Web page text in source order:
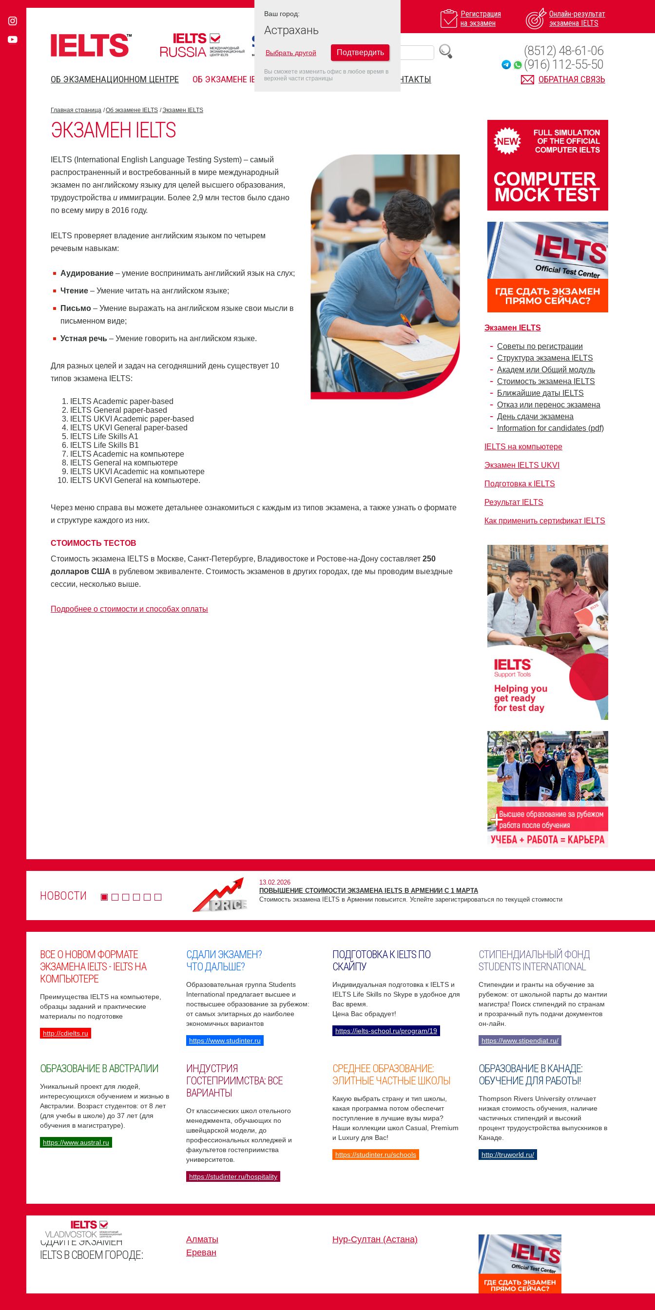
Регистрация
на экзамен
Онлайн-результат
экзамена IELTS
ОБ ЭКЗАМЕНАЦИОННОМ ЦЕНТРЕ ОБ ЭКЗАМЕНЕ IELTS FAQ ДАТЫ IELTS 2022 КОНТАКТЫ ОБРАТНАЯ СВЯЗЬ
(8512) 48-61-06
(916) 112-55-50
Главная страница Об экзамене IELTS Экзамен IELTS
ЭКЗАМЕН IELTS
IELTS (International English Language Testing System) – самый
распространенный и востребованный в мире международный
экзамен по английскому языку для целей высшего образования,
трудоустройства и иммиграции. Более 2,9 млн тестов было сдано
по всему миру в 2016 году.
IELTS проверяет владение английским языком по четырем
речевым навыкам:
Аудирование – умение воспринимать английский язык на слух;
Чтение – Умение читать на английском языке;
Письмо – Умение выражать на английском языке свои мысли в
письменном виде;
Устная речь – Умение говорить на английском языке.
Для разных целей и задач на сегодняшний день существует 10
типов экзамена IELTS:
IELTS Academic paper-based
IELTS General paper-based
IELTS UKVI Academic paper-based
IELTS UKVI General paper-based
IELTS Life Skills A1
IELTS Life Skills B1
IELTS Academic на компьютере
IELTS General на компьютере
IELTS UKVI Academic на компьютере
IELTS UKVI General на компьютере.
Через меню справа вы можете детальнее ознакомиться с каждым из типов экзамена, а также узнать о формате
и структуре каждого из них.
СТОИМОСТЬ ТЕСТОВ
Стоимость экзамена IELTS в Москве, Санкт-Петербурге, Владивостоке и Ростове-на-Дону составляет 250
долларов США в рублевом эквиваленте. Стоимость экзаменов в других городах, где мы проводим выездные
сессии, несколько выше.
Подробнее о стоимости и способах оплаты
Экзамен IELTS
Советы по регистрации
Структура экзамена IELTS
Академ или Общий модуль
Стоимость экзамена IELTS
Ближайшие даты IELTS
Отказ или перенос экзамена
День сдачи экзамена
Information for candidates (pdf)
IELTS на компьютере
Экзамен IELTS UKVI
Подготовка к IELTS
Результат IELTS
Как применить сертификат IELTS
НОВОСТИ
13.02.2026
ПОВЫШЕНИЕ СТОИМОСТИ ЭКЗАМЕНА IELTS В АРМЕНИИ С 1 МАРТА
Стоимость экзамена IELTS в Армении повысится. Успейте зарегистрироваться по текущей стоимости
ВСЕ О НОВОМ ФОРМАТЕ
ЭКЗАМЕНА IELTS - IELTS НА
КОМПЬЮТЕРЕ
Преимущества IELTS на компьютере,
образцы заданий и практические
материалы по подготовке
http://cdielts.ru
СДАЛИ ЭКЗАМЕН?
ЧТО ДАЛЬШЕ?
Образовательная группа Students
International предлагает высшее и
поствысшее образование за рубежом:
от самых элитарных до наиболее
экономичных вариантов
https://www.studinter.ru
ПОДГОТОВКА К IELTS ПО
СКАЙПУ
Индивидуальная подготовка к IELTS и
IELTS Life Skills по Skype в удобное для
Вас время.
Цена Вас обрадует!
https://ielts-school.ru/program/19
СТИПЕНДИАЛЬНЫЙ ФОНД
STUDENTS INTERNATIONAL
Стипендии и гранты на обучение за
рубежом: от школьной парты до мантии
магистра! Поиск стипендий по странам
и прозрачный путь подачи документов
он-лайн.
https://www.stipendiat.ru/
ОБРАЗОВАНИЕ В АВСТРАЛИИ
Уникальный проект для людей,
интересующихся обучением и жизнью в
Австралии. Возраст студентов: от 8 лет
(для учебы в школе) до 37 лет (для
обучения в магистратуре).
https://www.austral.ru
ИНДУСТРИЯ
ГОСТЕПРИИМСТВА: ВСЕ
ВАРИАНТЫ
От классических школ отельного
менеджмента, обучающих по
швейцарской модели, до
профессиональных колледжей и
факультетов гостеприимства
университетов.
https://studinter.ru/hospitality
СРЕДНЕЕ ОБРАЗОВАНИЕ:
ЭЛИТНЫЕ ЧАСТНЫЕ ШКОЛЫ
Какую выбрать страну и тип школы,
какая программа потом обеспечит
поступление в лучшие вузы мира?
Наши коллекции школ Casual, Premium
и Luxury для Вас!
https://studinter.ru/schools
ОБРАЗОВАНИЕ В КАНАДЕ:
ОБУЧЕНИЕ ДЛЯ РАБОТЫ!
Thompson Rivers University отличает
низкая стоимость обучения, наличие
частичных стипендий и высокий
процент трудоустройства выпускников в
Канаде.
http://truworld.ru/
СДАЙТЕ ЭКЗАМЕН
IELTS В СВОЕМ ГОРОДЕ:
Алматы
Ереван
Нур-Султан (Астана)
Ваш город:
Астрахань
Выбрать другой Подтвердить
Вы сможете изменить офис в любое время в
верхней части страницы